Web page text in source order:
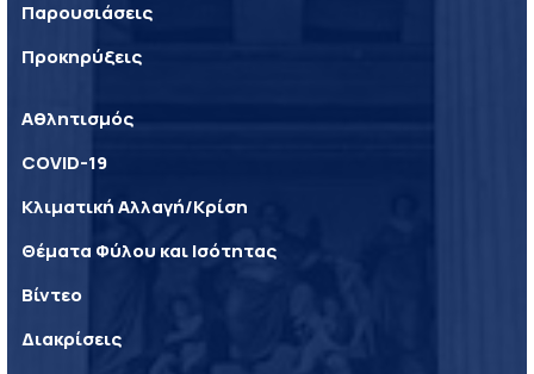
Παρουσιάσεις
Προκηρύξεις
Αθλητισμός
COVID-19
Κλιματική Αλλαγή/Κρίση
Θέματα Φύλου και Ισότητας
Βίντεο
Διακρίσεις